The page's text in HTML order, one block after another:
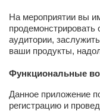
На мероприятии вы
аудитории,
ваши продукты,
Функциональные
Данное приложение
регистрацию и